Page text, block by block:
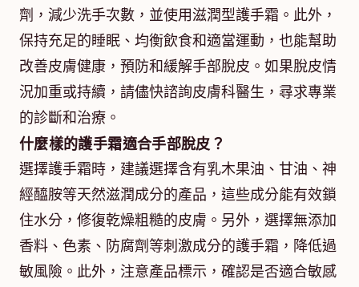
劑，減少洗手次數，並使用滋潤型護手霜。此外，
保持充足的睡眠、均衡飲食和適當運動，也能幫助
改善皮膚健康，預防和緩解手部脫皮。如果脫皮情
況加重或持續，請儘快諮詢皮膚科醫生，尋求專業
的診斷和治療。
什麼樣的護手霜適合手部脫皮？
選擇護手霜時，建議選擇含有乳木果油、甘油、神
經醯胺等天然滋潤成分的產品，這些成分能有效鎖
住水分，修復乾燥粗糙的皮膚。另外，選擇無添加
香料、色素、防腐劑等刺激成分的護手霜，降低過
敏風險。此外，注意產品標示，確認是否適合敏感